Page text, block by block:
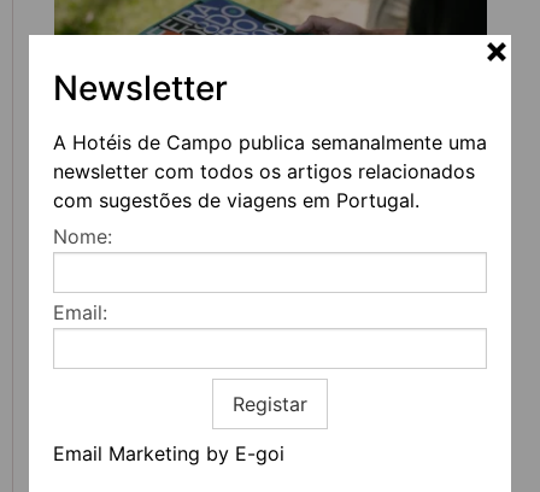
Newsletter
A Hotéis de Campo publica semanalmente uma
newsletter com todos os artigos relacionados
com sugestões de viagens em Portugal.
Nome:
Email:
Registar
Email Marketing by E-goi
FEIRA DO LIVRO DO PORTO REGRESSA COM
MAIS DE 200 ATIVIDADES DEDICADAS À
LITERATURA, MÚSICA E PENSAMENTO